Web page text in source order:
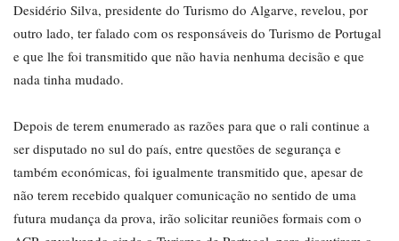
Desidério Silva, presidente do Turismo do Algarve, revelou, por
outro lado, ter falado com os responsáveis do Turismo de Portugal
e que lhe foi transmitido que não havia nenhuma decisão e que
nada tinha mudado.
Depois de terem enumerado as razões para que o rali continue a
ser disputado no sul do país, entre questões de segurança e
também económicas, foi igualmente transmitido que, apesar de
não terem recebido qualquer comunicação no sentido de uma
futura mudança da prova, irão solicitar reuniões formais com o